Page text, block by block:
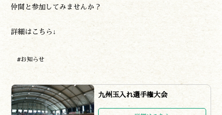
仲間と参加してみませんか？
詳細はこちら↓
#お知らせ
九州玉入れ選手権大会
お問い合わせ
〒883-1301
宮崎県東臼杵郡諸塚村家代3068しいたけの館21内
TEL:0982-65-0178